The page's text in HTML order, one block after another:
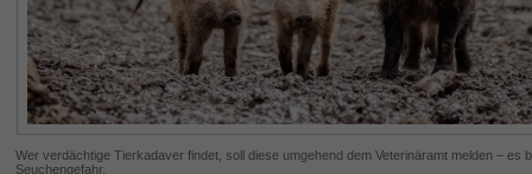
Wer verdächtige Tierkadaver findet, soll diese umgehend dem Veterinäramt melden – es
Seuchengefahr.